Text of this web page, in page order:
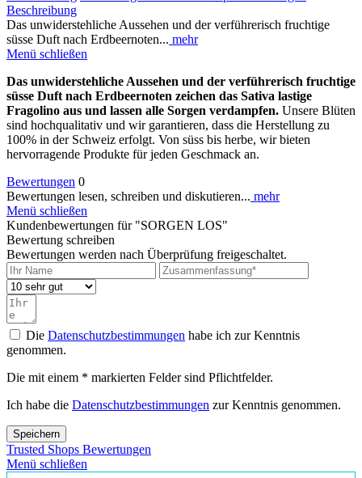
Beschreibung
Das unwiderstehliche Aussehen und der verführerisch fruchtige
süsse Duft nach Erdbeernoten... mehr
Menü schließen
Das unwiderstehliche Aussehen und der verführerisch fruchtige
süsse Duft nach Erdbeernoten zeichen das Sativa lastige
Fragolino aus und lassen alle Sorgen verdampfen. Unsere Blüten
sind hochqualitativ und wir garantieren, dass die Herstellung zu
100% in der Schweiz erfolgt. Von süss bis herbe, wir bieten
hervorragende Produkte für jeden Geschmack an.
Bewertungen 0
Bewertungen lesen, schreiben und diskutieren... mehr
Menü schließen
Kundenbewertungen für "SORGEN LOS"
Bewertung schreiben
Bewertungen werden nach Überprüfung freigeschaltet.
Die Datenschutzbestimmungen habe ich zur Kenntnis
genommen.
Die mit einem * markierten Felder sind Pflichtfelder.
Ich habe die Datenschutzbestimmungen zur Kenntnis genommen.
Speichern
Trusted Shops Bewertungen
Menü schließen